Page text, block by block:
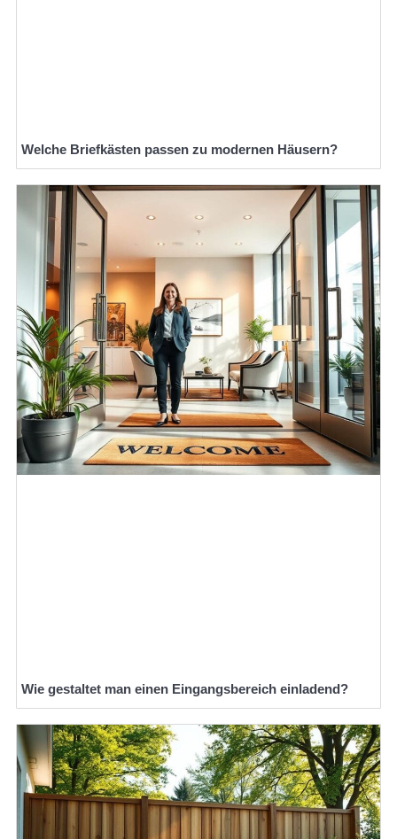
Welche Briefkästen passen zu modernen Häusern?
Wie gestaltet man einen Eingangsbereich einladend?